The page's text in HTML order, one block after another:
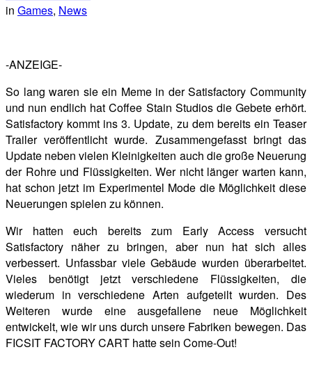
in Games, News
-ANZEIGE-
So lang waren sie ein Meme in der Satisfactory Community
und nun endlich hat Coffee Stain Studios die Gebete erhört.
Satisfactory kommt ins 3. Update, zu dem bereits ein Teaser
Trailer veröffentlicht wurde. Zusammengefasst bringt das
Update neben vielen Kleinigkeiten auch die große Neuerung
der Rohre und Flüssigkeiten. Wer nicht länger warten kann,
hat schon jetzt im Experimentel Mode die Möglichkeit diese
Neuerungen spielen zu können.
Wir hatten euch bereits zum Early Access versucht
Satisfactory näher zu bringen, aber nun hat sich alles
verbessert. Unfassbar viele Gebäude wurden überarbeitet.
Vieles benötigt jetzt verschiedene Flüssigkeiten, die
wiederum in verschiedene Arten aufgeteilt wurden. Des
Weiteren wurde eine ausgefallene neue Möglichkeit
entwickelt, wie wir uns durch unsere Fabriken bewegen. Das
FICSIT FACTORY CART hatte sein Come-Out!